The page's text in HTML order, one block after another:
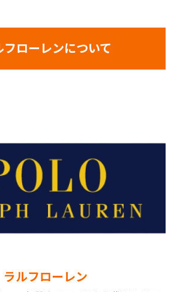
フローレンについて
ラルフローレン